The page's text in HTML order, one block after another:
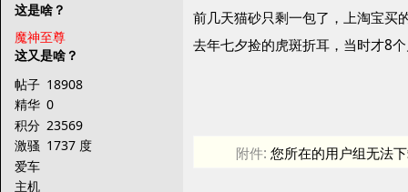
这是啥？
魔神至尊
这又是啥？
帖子 18908
精华 0
积分 23569
激骚 1737 度
爱车
主机
前几天猫砂只剩一包了，上淘宝买
去年七夕捡的虎斑折耳，当时才8
附件:您所在的用户组无法